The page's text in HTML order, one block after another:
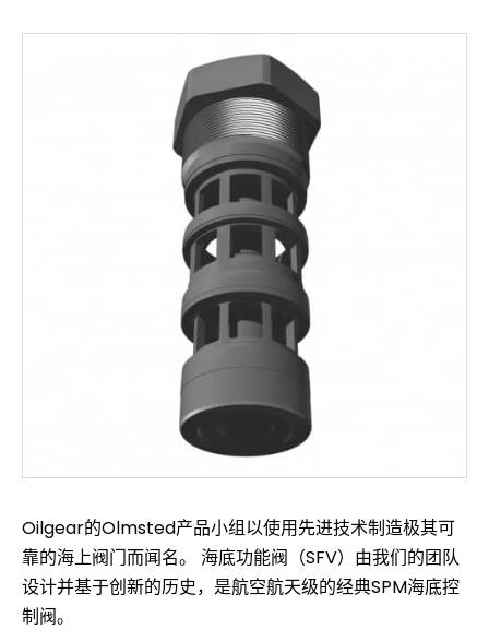
Oilgear的Olmsted产品小组以使用先进技术制造极其可
靠的海上阀门而闻名。 海底功能阀（SFV）由我们的团队
设计并基于创新的历史，是航空航天级的经典SPM海底控
制阀。